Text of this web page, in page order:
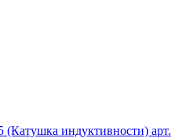
(Катушка индуктивности) арт.